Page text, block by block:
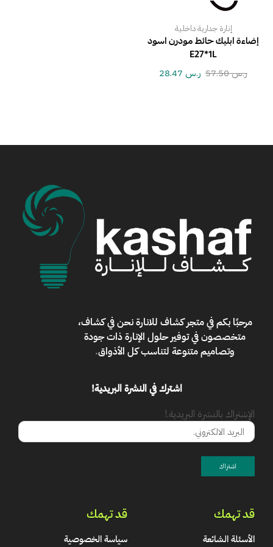
إنارة جدارية داخلية
إضاءة ابليك حائط مودرن اسود
E27*1L
ر.س57.50 ر.س
مرحبًا بكم فيمتجر كشاف للانارةنحن في كشاف،
متخصصون في توفير حلول الإنارة ذات جودة
وتصاميم متنوعة لتناسب كل الأذواق.
اشترك في النشرة البريدية!
الإشتراك بالنشرة البريدية.!
قد تهمك
الأسئلة الشائعة
قد تهمك
سياسة الخصوصية